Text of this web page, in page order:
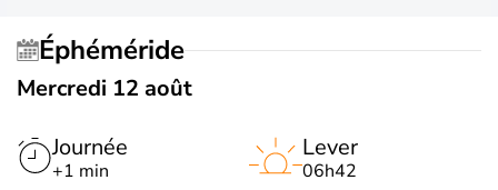
Éphéméride
Mercredi 12 août
Journée
+1 min
Lever
06h42